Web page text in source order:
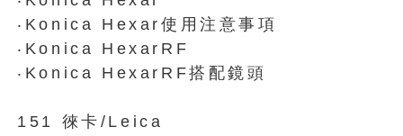
‧Konica Hexar使用注意事項
‧Konica HexarRF
‧Konica HexarRF搭配鏡頭
151 徠卡/Leica